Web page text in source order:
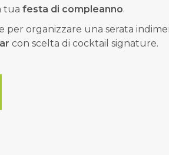
tua festa di compleanno.
per organizzare una serata
con scelta di cocktail signature.